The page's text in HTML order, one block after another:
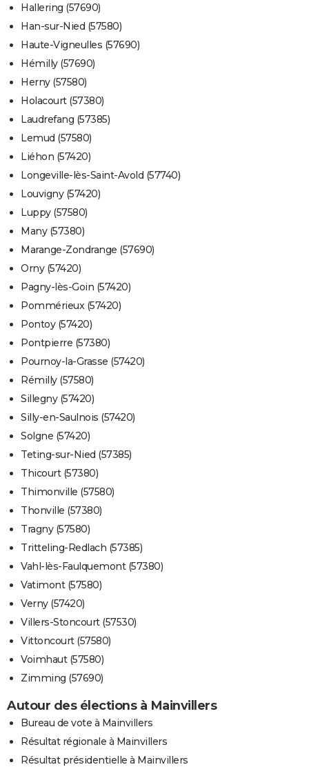
Hallering (57690)
Han-sur-Nied (57580)
Haute-Vigneulles (57690)
Hémilly (57690)
Herny (57580)
Holacourt (57380)
Laudrefang (57385)
Lemud (57580)
Liéhon (57420)
Longeville-lès-Saint-Avold (57740)
Louvigny (57420)
Luppy (57580)
Many (57380)
Marange-Zondrange (57690)
Orny (57420)
Pagny-lès-Goin (57420)
Pommérieux (57420)
Pontoy (57420)
Pontpierre (57380)
Pournoy-la-Grasse (57420)
Rémilly (57580)
Sillegny (57420)
Silly-en-Saulnois (57420)
Solgne (57420)
Teting-sur-Nied (57385)
Thicourt (57380)
Thimonville (57580)
Thonville (57380)
Tragny (57580)
Tritteling-Redlach (57385)
Vahl-lès-Faulquemont (57380)
Vatimont (57580)
Verny (57420)
Villers-Stoncourt (57530)
Vittoncourt (57580)
Voimhaut (57580)
Zimming (57690)
Autour des élections à Mainvillers
Bureau de vote à Mainvillers
Résultat régionale à Mainvillers
Résultat présidentielle à Mainvillers